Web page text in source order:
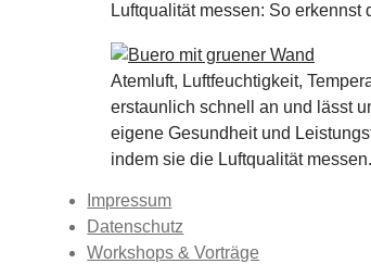
Luftqualität messen: So
Atemluft, Luftfeuchtigkeit,
erstaunlich schnell an und lässt
eigene Gesundheit und
indem sie die Luftqualität messen.
Impressum
Datenschutz
Workshops & Vorträge